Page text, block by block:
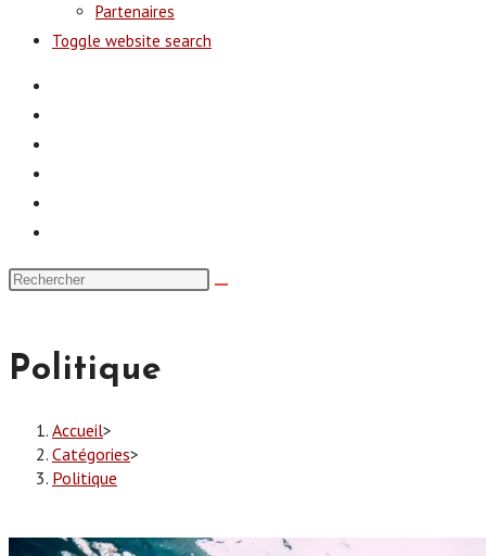
Partenaires
Toggle website search
Politique
Accueil>
Catégories>
Politique